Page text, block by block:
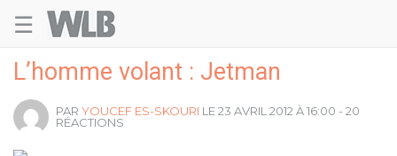
☰
L’homme volant : Jetman
PAR YOUCEF ES-SKOURI LE 23 AVRIL 2012 À 16:00 - 20
RÉACTIONS